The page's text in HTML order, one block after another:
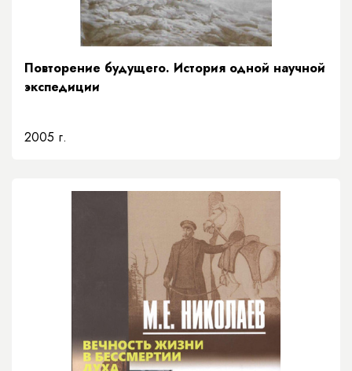
Повторение будущего. История одной научной
экспедиции
2005 г.